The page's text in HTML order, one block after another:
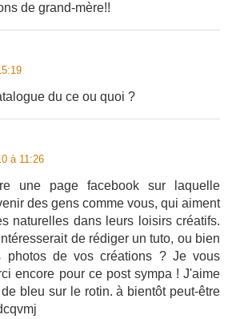
de grand-mère!!
du ce ou quoi ?
à 11:26
une page facebook sur laquelle
des gens comme vous, qui aiment
naturelles dans leurs loisirs créatifs.
de rédiger un tuto, ou bien
photos de vos créations ? Je vous
encore pour ce post sympa ! J'aime
bleu sur le rotin. à bientôt peut-être